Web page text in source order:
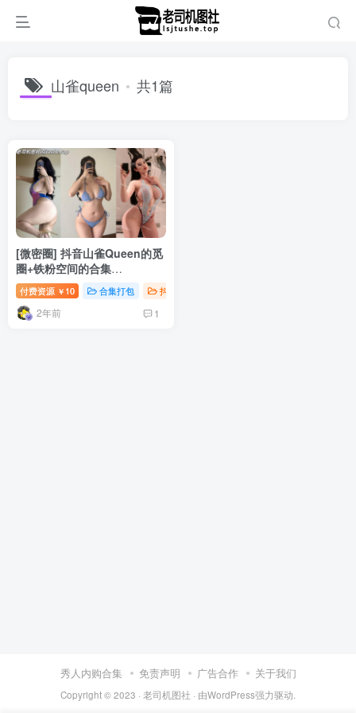
山雀queen 共1篇
[微密圈] 抖音山雀Queen的觅
圈+铁粉空间的合集
[501P+64V]
付费资源 ￥ 10 合集打包 抖音微密
2年前 1
秀人内购合集 免责声明 广告合作 关于我们
Copyright © 2023 · 老司机图社 · 由WordPress强力驱动.